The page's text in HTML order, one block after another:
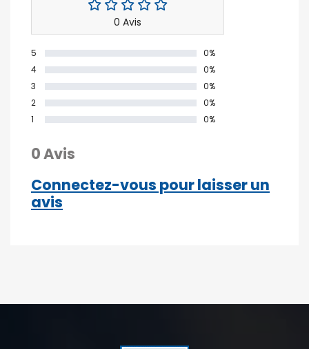
0 Avis
5
0%
4
0%
3
0%
2
0%
1
0%
0 Avis
Connectez-vous pour laisser un
avis